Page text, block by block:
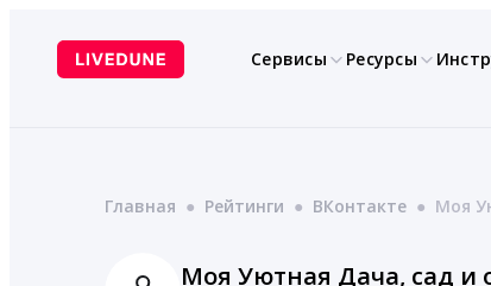
содержимому
Сервисы Ресурсы
Главная ● Рейтинги ● ВКонтакте ● Моя
Моя Уютная Дача, сад и